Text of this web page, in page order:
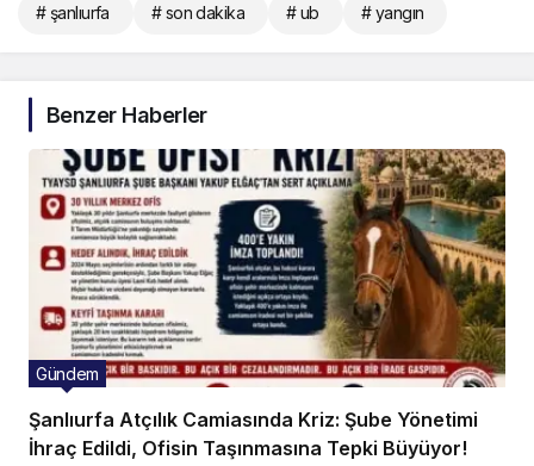
# şanlıurfa # son dakika # ub # yangın
Benzer Haberler
Şanlıurfa Atçılık Camiasında Kriz: Şube Yönetimi
İhraç Edildi, Ofisin Taşınmasına Tepki Büyüyor!
Gündem